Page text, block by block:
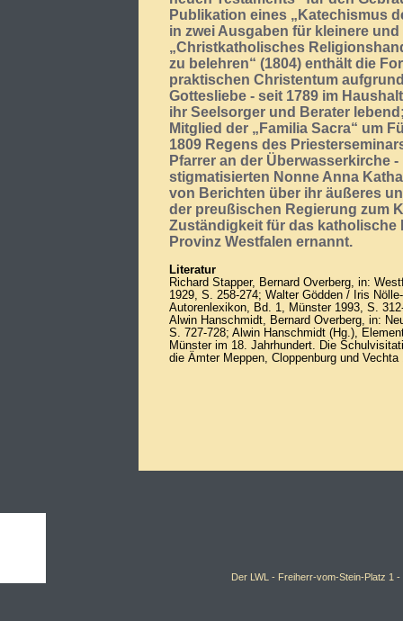
Publikation eines „Katechismus
in zwei Ausgaben für kleinere
„Christkatholisches
zu belehren“ (1804) enthält die
praktischen Christentum
Gottesliebe - seit 1789 im
ihr Seelsorger und Berater
Mitglied der „Familia Sacra“ um
1809 Regens des
Pfarrer an der Überwasserkirche
stigmatisierten Nonne Anna
von Berichten über ihr äußeres
der preußischen Regierung zum
Zuständigkeit für das katholische
Provinz Westfalen ernannt.
Literatur
Richard Stapper, Bernard Overberg, in:
1929, S. 258-274; Walter Gödden / Iris
Autorenlexikon, Bd. 1, Münster 1993, S.
Alwin Hanschmidt, Bernard Overberg, in:
S. 727-728; Alwin Hanschmidt (Hg.),
Münster im 18. Jahrhundert. Die
die Ämter Meppen, Cloppenburg und
Der LWL -Freiherr-vom-Stein-Platz 1 -